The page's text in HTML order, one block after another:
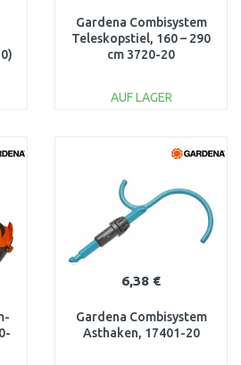
Gardena Combisystem
Teleskopstiel, 160 – 290
cm 3720-20
AUF LAGER
6,38 €
Gardena Combisystem
Asthaken, 17401-20